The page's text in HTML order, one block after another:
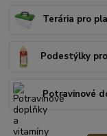
Terária pro
Podestýlky
Potravinové